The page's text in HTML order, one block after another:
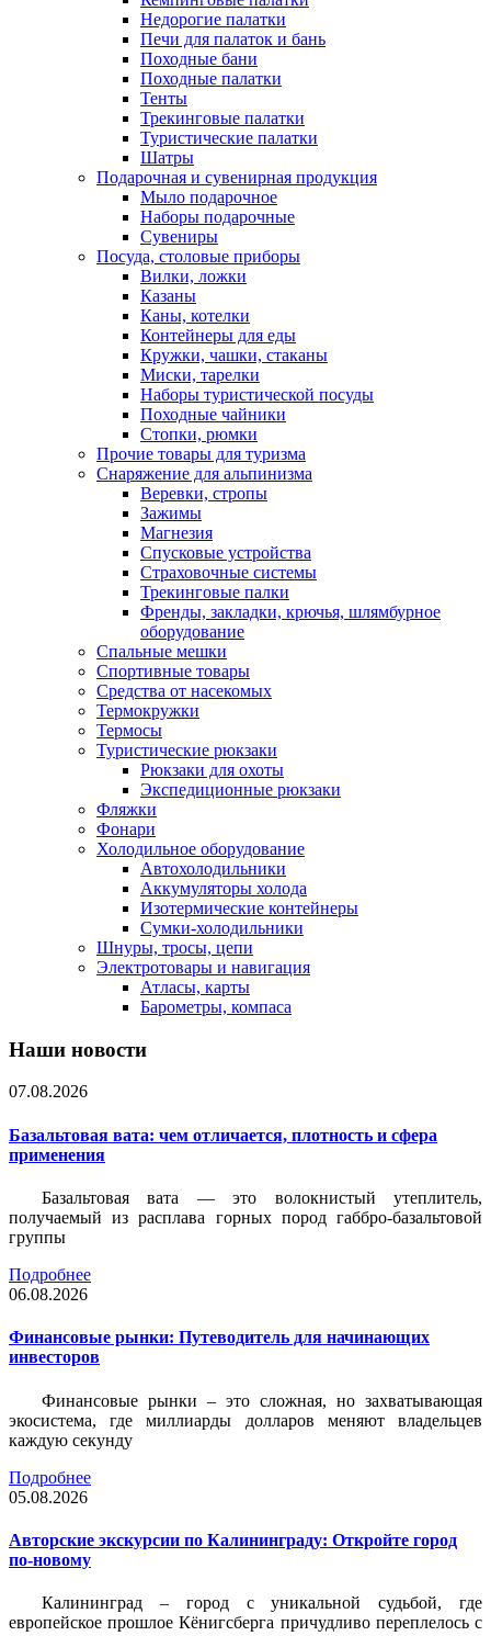
Недорогие палатки
Печи для палаток и бань
Походные бани
Походные палатки
Тенты
Трекинговые палатки
Туристические палатки
Шатры
Подарочная и сувенирная продукция
Мыло подарочное
Наборы подарочные
Сувениры
Посуда, столовые приборы
Вилки, ложки
Казаны
Каны, котелки
Контейнеры для еды
Кружки, чашки, стаканы
Миски, тарелки
Наборы туристической посуды
Походные чайники
Стопки, рюмки
Прочие товары для туризма
Снаряжение для альпинизма
Веревки, стропы
Зажимы
Магнезия
Спусковые устройства
Страховочные системы
Трекинговые палки
Френды, закладки, крючья, шлямбурное
оборудование
Спальные мешки
Спортивные товары
Средства от насекомых
Термокружки
Термосы
Туристические рюкзаки
Рюкзаки для охоты
Экспедиционные рюкзаки
Фляжки
Фонари
Холодильное оборудование
Автохолодильники
Аккумуляторы холода
Изотермические контейнеры
Сумки-холодильники
Шнуры, тросы, цепи
Электротовары и навигация
Атласы, карты
Барометры, компаса
Наши новости
07.08.2026
Базальтовая вата: чем отличается, плотность и сфера
применения
Базальтовая вата — это волокнистый утеплитель,
получаемый из расплава горных пород габбро-базальтовой
группы
Подробнее
06.08.2026
Финансовые рынки: Путеводитель для начинающих
инвесторов
Финансовые рынки – это сложная, но захватывающая
экосистема, где миллиарды долларов меняют владельцев
каждую секунду
Подробнее
05.08.2026
Авторские экскурсии по Калининграду: Откройте город
по-новому
Калининград – город с уникальной судьбой, где
европейское прошлое Кёнигсберга причудливо переплелось с